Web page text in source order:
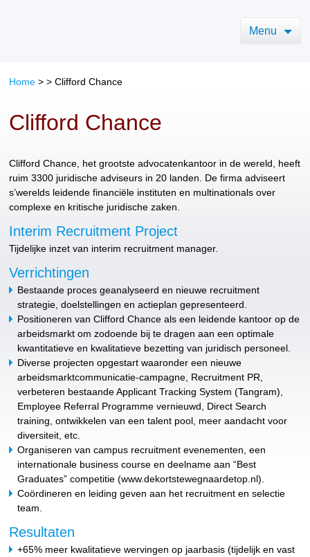
Menu
Home >>Clifford Chance
Clifford Chance
Clifford Chance, het grootste advocatenkantoor in de wereld, heeft
ruim 3300 juridische adviseurs in 20 landen. De firma adviseert
s’werelds leidende financiële instituten en multinationals over
complexe en kritische juridische zaken.
Interim Recruitment Project
Tijdelijke inzet van interim recruitment manager.
Verrichtingen
Bestaande proces geanalyseerd en nieuwe recruitment
strategie, doelstellingen en actieplan gepresenteerd.
Positioneren van Clifford Chance als een leidende kantoor op de
arbeidsmarkt om zodoende bij te dragen aan een optimale
kwantitatieve en kwalitatieve bezetting van juridisch personeel.
Diverse projecten opgestart waaronder een nieuwe
arbeidsmarktcommunicatie-campagne, Recruitment PR,
verbeteren bestaande Applicant Tracking System (Tangram),
Employee Referral Programme vernieuwd, Direct Search
training, ontwikkelen van een talent pool, meer aandacht voor
diversiteit, etc.
Organiseren van campus recruitment evenementen, een
internationale business course en deelname aan “Best
Graduates” competitie (www.dekortstewegnaardetop.nl).
Coördineren en leiding geven aan het recruitment en selectie
team.
Resultaten
+65% meer kwalitatieve wervingen op jaarbasis (tijdelijk en vast